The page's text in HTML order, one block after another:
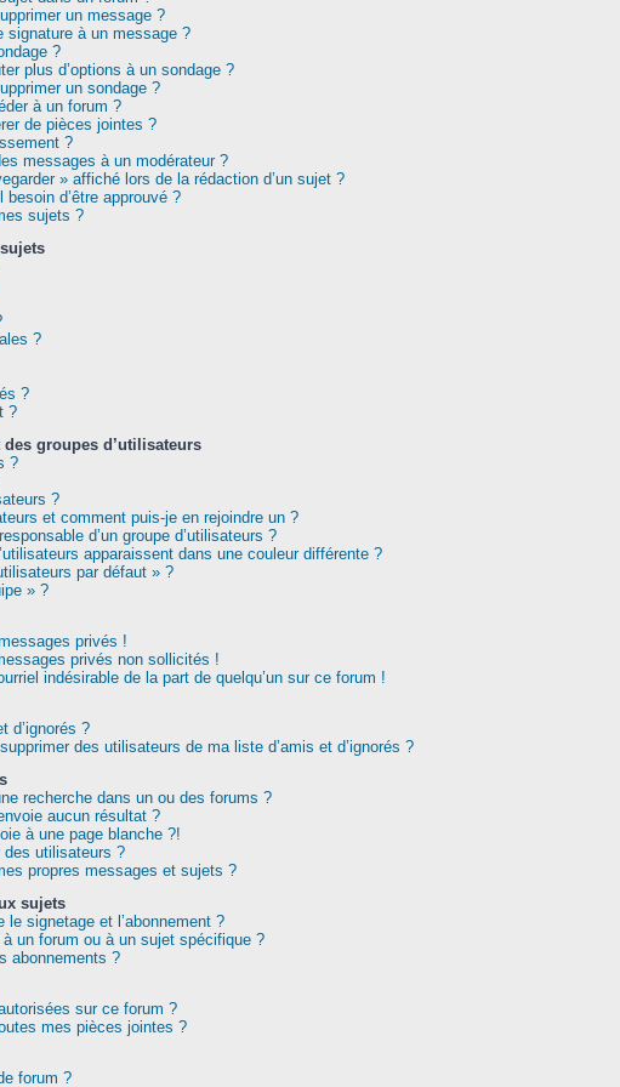
un message ?
signature à un message ?
?
plus d’options à un sondage ?
un sondage ?
à un forum ?
de pièces jointes ?
?
messages à un modérateur ?
» affiché lors de la rédaction d’un sujet ?
d’être approuvé ?
sujets ?
?
?
?
groupes d’utilisateurs
?
?
et comment puis-je en rejoindre un ?
d’un groupe d’utilisateurs ?
apparaissent dans une couleur différente ?
par défaut » ?
» ?
privés !
privés non sollicités !
indésirable de la part de quelqu’un sur ce forum !
d’ignorés ?
des utilisateurs de ma liste d’amis et d’ignorés ?
recherche dans un ou des forums ?
aucun résultat ?
à une page blanche ?!
des utilisateurs ?
propres messages et sujets ?
sujets
signetage et l’abonnement ?
à un forum ou à un sujet spécifique ?
abonnements ?
sur ce forum ?
mes pièces jointes ?
forum ?